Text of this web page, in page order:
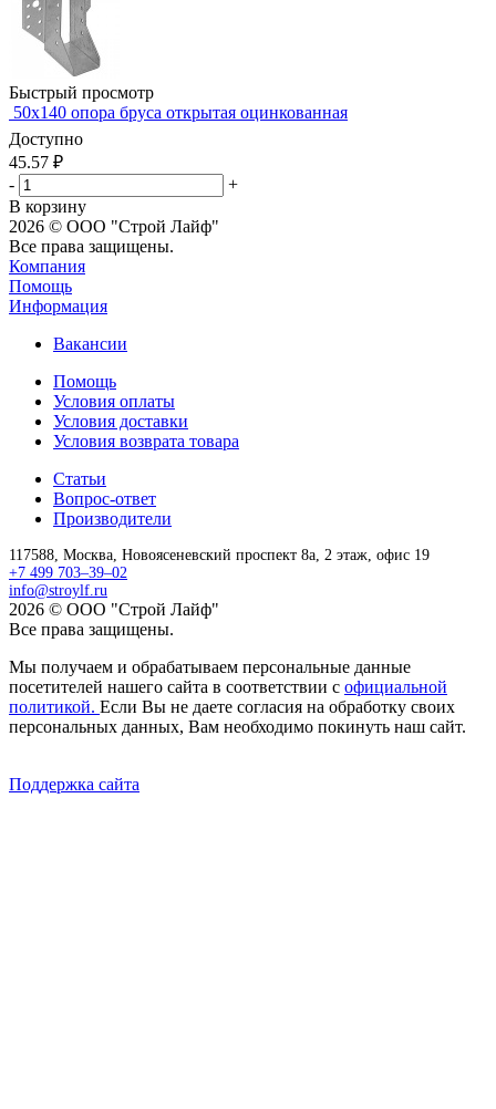
Быстрый просмотр
50х140 опора бруса открытая оцинкованная
Доступно
45.57 ₽
-
+
В корзину
2026 © ООО "Строй Лайф"
Все права защищены.
Компания
Помощь
Информация
Вакансии
Помощь
Условия оплаты
Условия доставки
Условия возврата товара
Статьи
Вопрос-ответ
Производители
117588, Москва, Новоясеневский проспект 8а, 2 этаж, офис 19
+7 499 703–39–02
info@stroylf.ru
2026 © ООО "Строй Лайф"
Все права защищены.
Мы получаем и обрабатываем персональные данные
посетителей нашего сайта в соответствии с официальной
политикой. Если Вы не даете согласия на обработку своих
персональных данных, Вам необходимо покинуть наш сайт.
Поддержка сайта